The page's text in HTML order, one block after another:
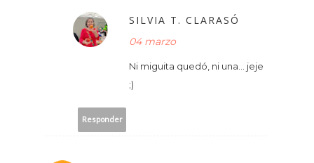
SILVIA T. CLARASÓ
04 marzo
Ni miguita quedó, ni una... jeje
;)
Responder